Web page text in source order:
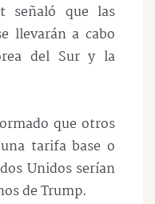
señaló que las
llevarán a cabo
del Sur y la
que otros
tarifa base o
Unidos serían
de Trump.